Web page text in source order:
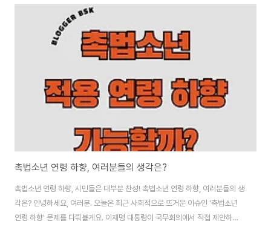
촉법소년 연령 하향, 여러분들의 생각은?
촉법소년 연령 하향, 시민들은 대부분 찬성! 촉법소년 연령 하향, 여러분들의 생
각은? 안녕하세요, 여러분. 오늘은 최근 사회적으로 뜨거운 이슈인 '촉법소년
연령 하향' 문제를 다뤄볼게요. 이재명 대통령이 국무회의에서 직접 제안하면